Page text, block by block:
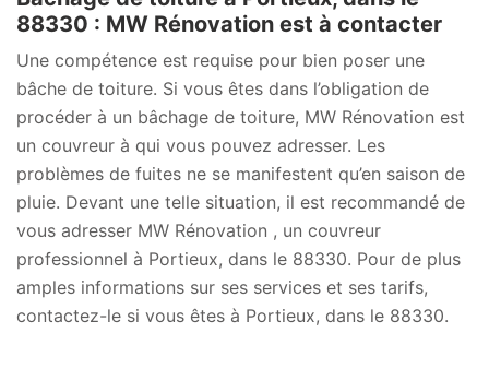
88330 : MW Rénovation est à contacter
Une compétence est requise pour bien poser une
bâche de toiture. Si vous êtes dans l’obligation de
procéder à un bâchage de toiture, MW Rénovation est
un couvreur à qui vous pouvez adresser. Les
problèmes de fuites ne se manifestent qu’en saison de
pluie. Devant une telle situation, il est recommandé de
vous adresser MW Rénovation , un couvreur
professionnel à Portieux, dans le 88330. Pour de plus
amples informations sur ses services et ses tarifs,
contactez-le si vous êtes à Portieux, dans le 88330.